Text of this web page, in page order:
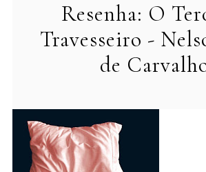
Resenha: O
Travesseiro -
de